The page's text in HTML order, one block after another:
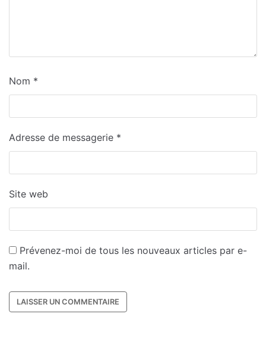
Nom *
Adresse de messagerie *
Site web
Prévenez-moi de tous les nouveaux articles par e-
mail.